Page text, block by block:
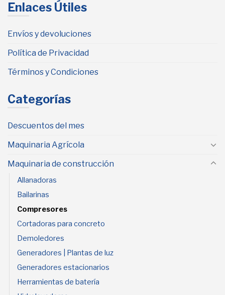
Enlaces Útiles
Envíos y devoluciones
Política de Privacidad
Términos y Condiciones
Categorías
Descuentos del mes
Maquinaria Agrícola
Maquinaria de construcción
Allanadoras
Bailarinas
Compresores
Cortadoras para concreto
Demoledores
Generadores | Plantas de luz
Generadores estacionarios
Herramientas de batería